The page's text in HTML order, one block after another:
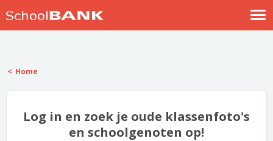
Help
Home
Log in en zoek je oude klassenfoto's
en schoolgenoten op!